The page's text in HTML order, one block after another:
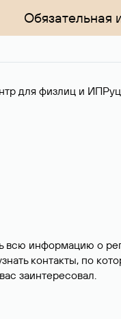
Обязательная
для физлиц и ИП
всю информацию о
контакты, по
заинтересовал.